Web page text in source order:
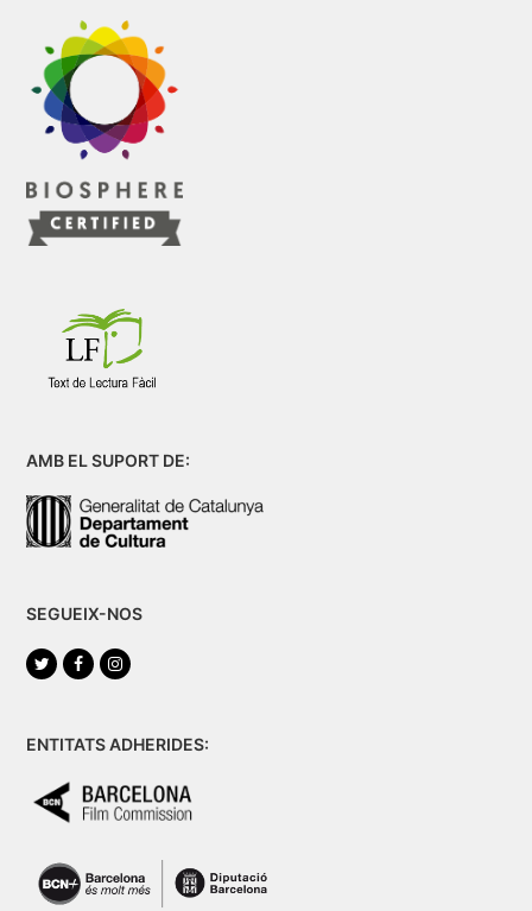
AMB EL SUPORT DE:
SEGUEIX-NOS
TwitterFacebookInstagram
ENTITATS ADHERIDES: